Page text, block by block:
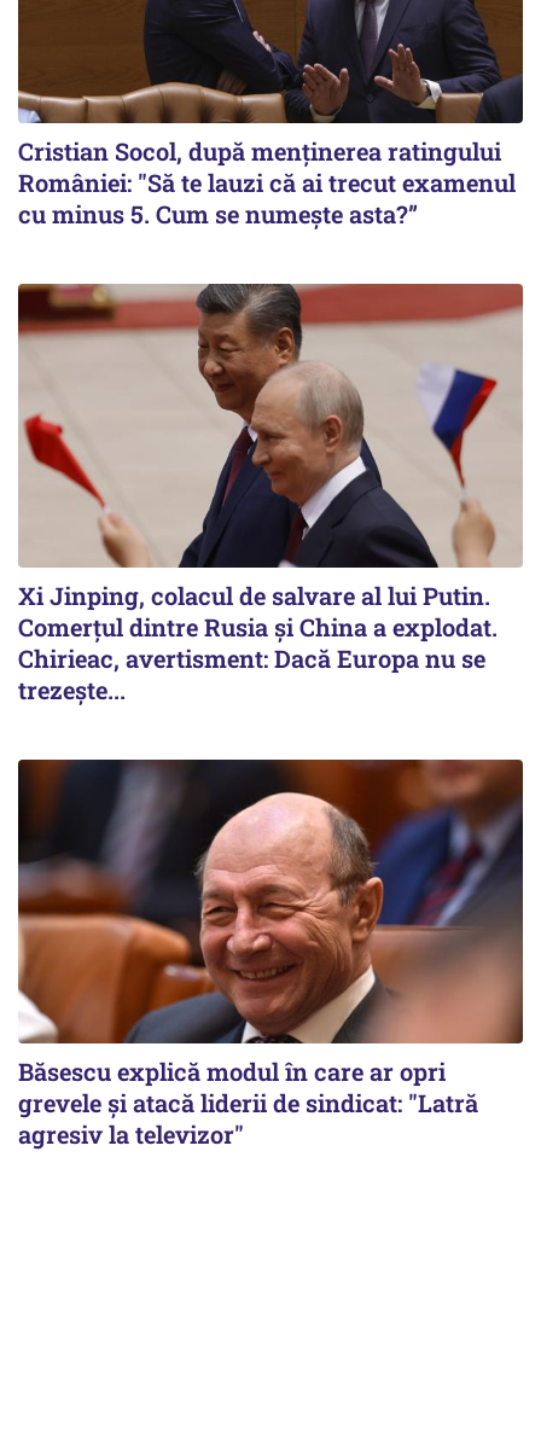
Cristian Socol, după menținerea ratingului
României: "Să te lauzi că ai trecut examenul
cu minus 5. Cum se numește asta?”
Xi Jinping, colacul de salvare al lui Putin.
Comerțul dintre Rusia și China a explodat.
Chirieac, avertisment: Dacă Europa nu se
trezește...
Băsescu explică modul în care ar opri
grevele și atacă liderii de sindicat: "Latră
agresiv la televizor"